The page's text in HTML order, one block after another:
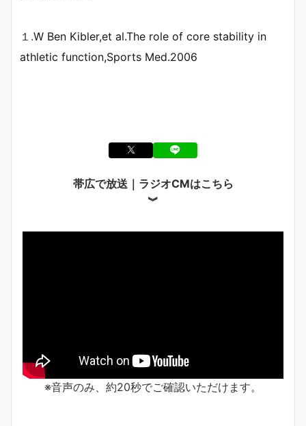
１.W Ben Kibler,et al.The role of core stability in
athletic function,Sports Med.2006
帯広で放送｜ラジオCMはこちら
︾
※音声のみ、約20秒でご確認いただけます。